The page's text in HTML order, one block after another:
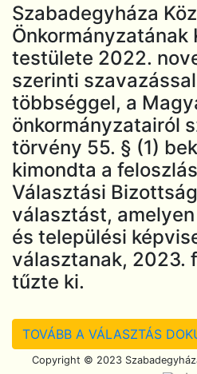
Szabadegyháza
Önkormányzatának
testülete 2022.
szerinti
többséggel, a
önkormányzatairól
törvény 55. § (1)
kimondta a
Választási
választást,
és települési
választanak, 2023.
tűzte ki.
TOVÁBB A VÁLASZTÁS
Scroll To Top
Copyright © 2023